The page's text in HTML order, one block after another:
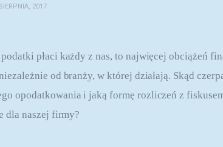
2017
płaci każdy z nas, to najwięcej obciążeń
od branży, w której działają. Skąd
opodatkowania i jaką formę rozliczeń z
dla naszej firmy?